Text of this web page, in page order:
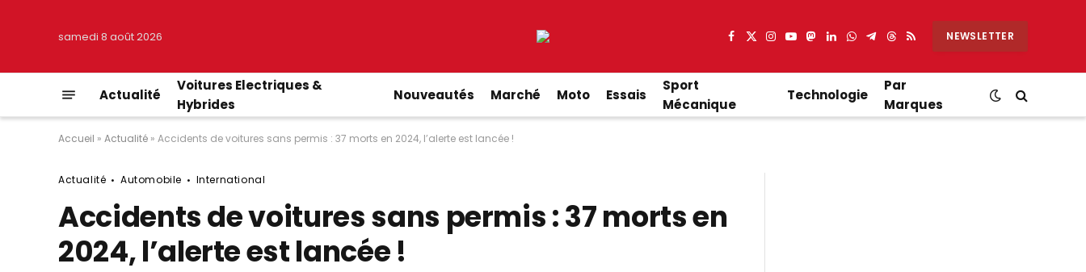
samedi 8 août 2026 Facebook
X
Instagram
YouTube
Mastodon
LinkedIn
WhatsApp
Partager
Telegram
Threads
RSS NEWSLETTER
Actualité
Voitures Electriques &
Hybrides
Nouveautés Marché Moto Essais
Sport
Mécanique
Technologie
Par
Marques
Accueil » Actualité » Accidents de voitures sans permis : 37 morts en 2024, l’alerte est lancée !
Actualité Automobile International
Accidents de voitures sans permis : 37 morts en
2024, l’alerte est lancée !